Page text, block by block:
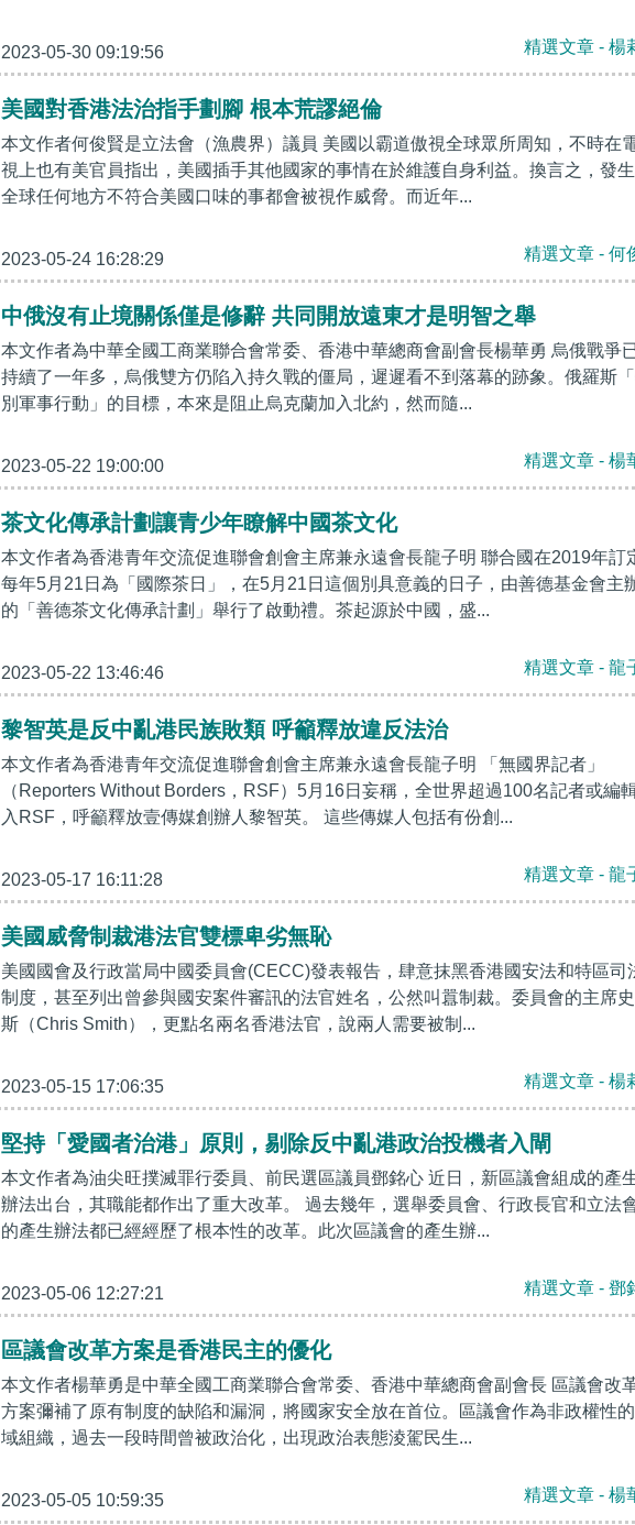
2023-05-30 09:19:56 精選文章 - 楊
美國對香港法治指手劃腳 根本荒謬絕倫
本文作者何俊賢是立法會（漁農界）議員 美國以霸道傲視全球眾所周知，不時在
視上也有美官員指出，美國插手其他國家的事情在於維護自身利益。換言之，發
全球任何地方不符合美國口味的事都會被視作威脅。而近年...
2023-05-24 16:28:29 精選文章 - 何
中俄沒有止境關係僅是修辭 共同開放遠東才是明智之舉
本文作者為中華全國工商業聯合會常委、香港中華總商會副會長楊華勇 烏俄戰爭
持續了一年多，烏俄雙方仍陷入持久戰的僵局，遲遲看不到落幕的跡象。俄羅斯
別軍事行動」的目標，本來是阻止烏克蘭加入北約，然而隨...
2023-05-22 19:00:00 精選文章 - 楊
茶文化傳承計劃讓青少年瞭解中國茶文化
本文作者為香港青年交流促進聯會創會主席兼永遠會長龍子明 聯合國在2019年訂
每年5月21日為「國際茶日」，在5月21日這個別具意義的日子，由善德基金會主
的「善德茶文化傳承計劃」舉行了啟動禮。茶起源於中國，盛...
2023-05-22 13:46:46 精選文章 - 龍
黎智英是反中亂港民族敗類 呼籲釋放違反法治
本文作者為香港青年交流促進聯會創會主席兼永遠會長龍子明 「無國界記者」
（Reporters Without Borders，RSF）5月16日妄稱，全世界超過100名記者或編
入RSF，呼籲釋放壹傳媒創辦人黎智英。 這些傳媒人包括有份創...
2023-05-17 16:11:28 精選文章 - 龍
美國威脅制裁港法官雙標卑劣無恥
美國國會及行政當局中國委員會(CECC)發表報告，肆意抹黑香港國安法和特區司
制度，甚至列出曾參與國安案件審訊的法官姓名，公然叫囂制裁。委員會的主席
斯（Chris Smith），更點名兩名香港法官，說兩人需要被制...
2023-05-15 17:06:35 精選文章 - 楊
堅持「愛國者治港」原則，剔除反中亂港政治投機者入閘
本文作者為油尖旺撲滅罪行委員、前民選區議員鄧銘心 近日，新區議會組成的產
辦法出台，其職能都作出了重大改革。 過去幾年，選舉委員會、行政長官和立法
的產生辦法都已經經歷了根本性的改革。此次區議會的產生辦...
2023-05-06 12:27:21 精選文章 - 鄧
區議會改革方案是香港民主的優化
本文作者楊華勇是中華全國工商業聯合會常委、香港中華總商會副會長 區議會改
方案彌補了原有制度的缺陷和漏洞，將國家安全放在首位。區議會作為非政權性
域組織，過去一段時間曾被政治化，出現政治表態淩駕民生...
2023-05-05 10:59:35 精選文章 - 楊